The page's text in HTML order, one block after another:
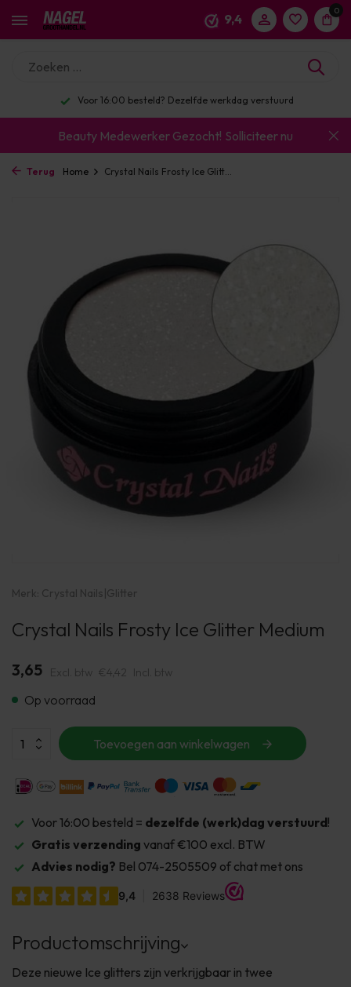
9,4
0
Voor 16:00 besteld? Dezelfde werkdag verstuurd
Beauty Medewerker Gezocht! Solliciteer nu
Terug Home Crystal Nails Frosty Ice Glitt...
Merk: Crystal Nails|Glitter
Crystal Nails Frosty Ice Glitter Medium
3,65 Excl. btw €4,42 Incl. btw
Op voorraad
Toevoegen aan winkelwagen
Voor 16:00 besteld = dezelfde (werk)dag verstuurd!
Gratis verzending vanaf €100 excl. BTW
Advies nodig? Bel 074-2505509 of chat met ons
Productomschrijving
Deze nieuwe Ice glitters zijn verkrijgbaar in twee